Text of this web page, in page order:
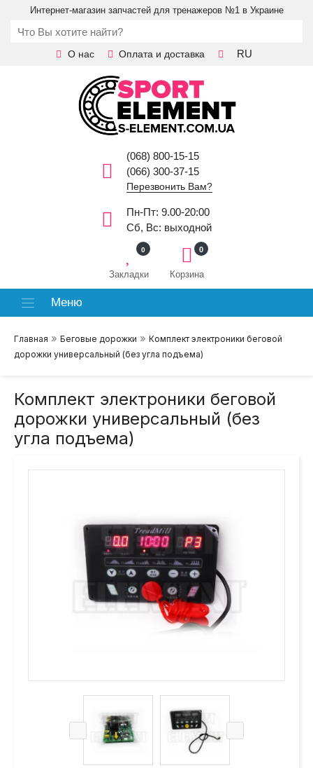
Интернет-магазин запчастей для тренажеров №1 в Украине
О нас Оплата и доставка RU
(068) 800-15-15
(066) 300-37-15
Перезвонить Вам?
Пн-Пт: 9.00-20:00
Сб, Вс: выходной
Закладки
0
Корзина
0
Меню
Главная » Беговые дорожки » Комплект электроники беговой
дорожки универсальный (без угла подъема)
Комплект электроники беговой
дорожки универсальный (без
угла подъема)